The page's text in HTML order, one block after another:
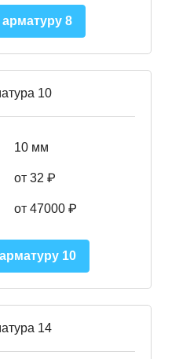
арматуру 8
10
10 мм
от 32 ₽
от 47000 ₽
10
14